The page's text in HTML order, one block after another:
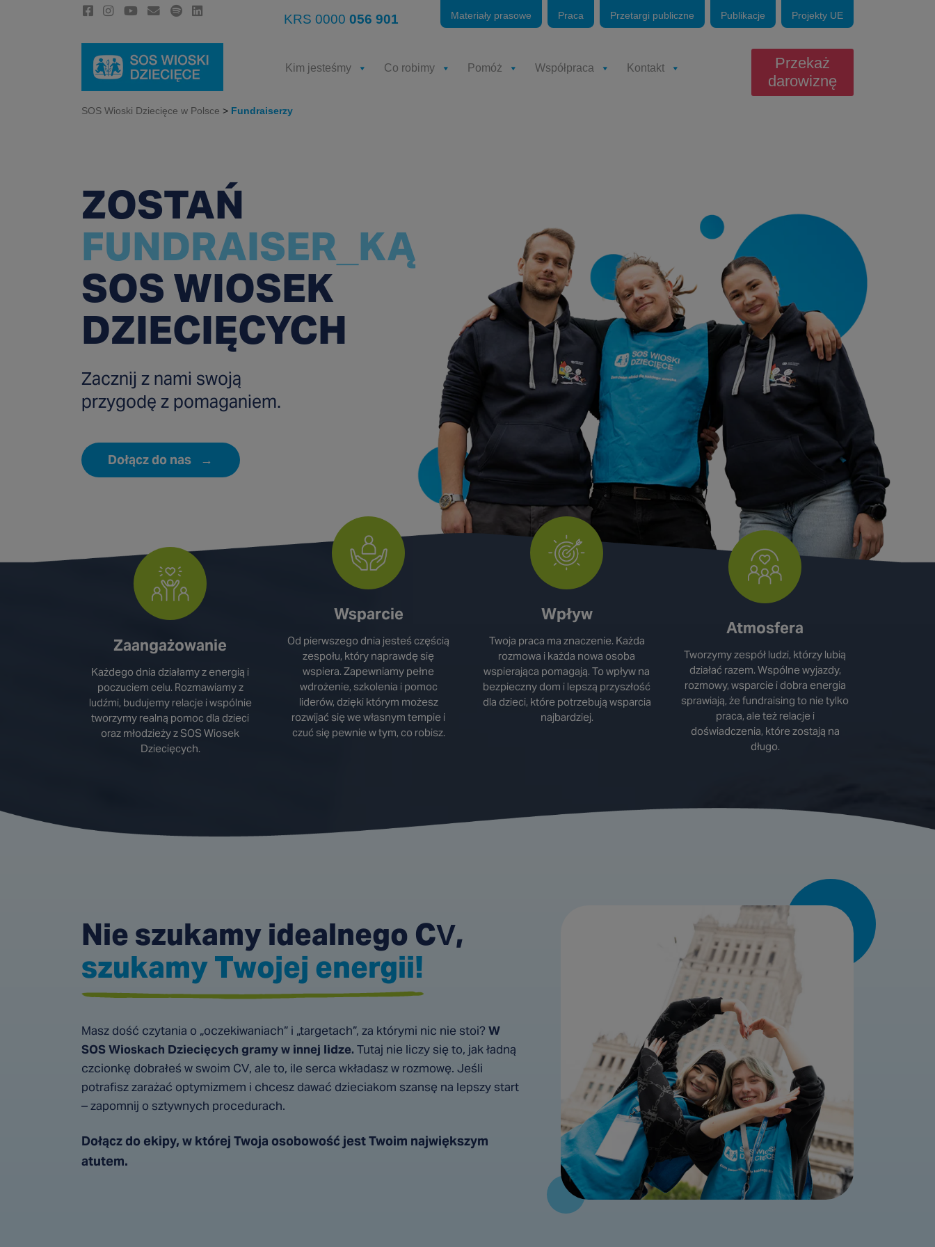
KRS 0000 056 901 Materiały prasowe Praca Przetargi publiczne Publikacje Projekty UE
Kim jesteśmy Co robimy Pomóż Współpraca Kontakt
Przekaż
darowiznę
SOS Wioski Dziecięce w Polsce > Fundraiserzy
ZOSTAŃ
FUNDRAISER_KĄ
SOS WIOSEK
DZIECIĘCYCH
Zacznij z nami swoją
przygodę z pomaganiem.
Dołącz do nas
Zaangażowanie
Każdego dnia działamy z energią i
poczuciem celu. Rozmawiamy z
ludźmi, budujemy relacje i wspólnie
tworzymy realną pomoc dla dzieci
oraz młodzieży z SOS Wiosek
Dziecięcych.
Wsparcie
Od pierwszego dnia jesteś częścią
zespołu, który naprawdę się
wspiera. Zapewniamy pełne
wdrożenie, szkolenia i pomoc
liderów, dzięki którym możesz
rozwijać się we własnym tempie i
czuć się pewnie w tym, co robisz.
Wpływ
Twoja praca ma znaczenie. Każda
rozmowa i każda nowa osoba
wspierająca pomagają. To wpływ na
bezpieczny dom i lepszą przyszłość
dla dzieci, które potrzebują wsparcia
najbardziej.
Atmosfera
Tworzymy zespół ludzi, którzy lubią
działać razem. Wspólne wyjazdy,
rozmowy, wsparcie i dobra energia
sprawiają, że fundraising to nie tylko
praca, ale też relacje i
doświadczenia, które zostają na
długo.
Nie szukamy idealnego CV,
szukamy Twojej energii!
Masz dość czytania o „oczekiwaniach” i „targetach”, za którymi nic nie stoi? W
SOS Wioskach Dziecięcych gramy w innej lidze. Tutaj nie liczy się to, jak ładną
czcionkę dobrałeś w swoim CV, ale to, ile serca wkładasz w rozmowę. Jeśli
potrafisz zarażać optymizmem i chcesz dawać dzieciakom szansę na lepszy start
– zapomnij o sztywnych procedurach.
Dołącz do ekipy, w której Twoja osobowość jest Twoim największym
atutem.